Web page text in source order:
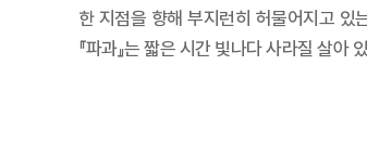
한 지점을 향해 부지런히 허물어지고 있
『파과』는 짧은 시간 빛나다 사라질 살아